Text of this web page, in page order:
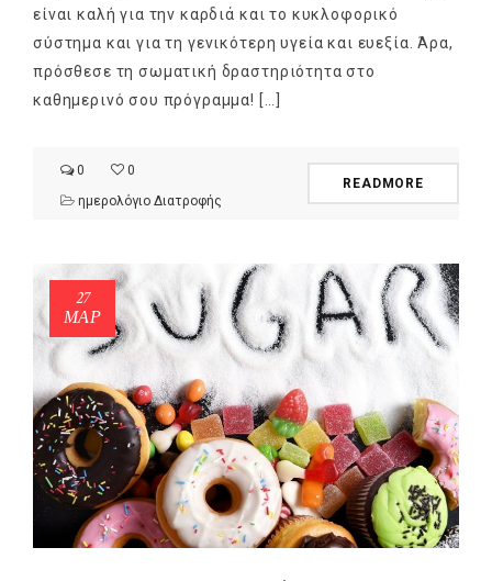
είναι καλή για την καρδιά και το κυκλοφορικό
σύστημα και για τη γενικότερη υγεία και ευεξία. Άρα,
πρόσθεσε τη σωματική δραστηριότητα στο
καθημερινό σου πρόγραμμα! […]
0
0
ημερολόγιο Διατροφής
READMORE
27
ΜΑΡ